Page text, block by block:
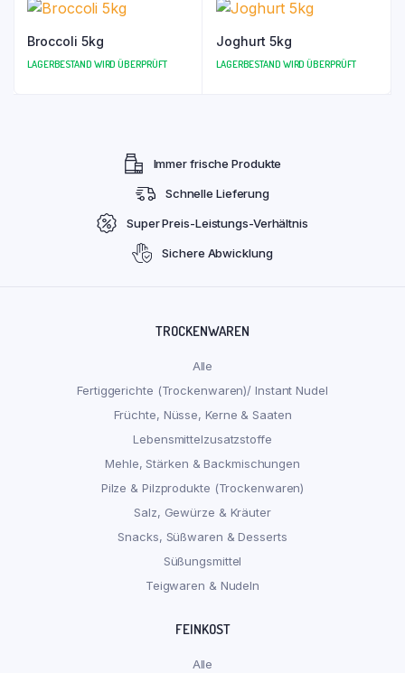
Broccoli 5kg
LAGERBESTAND WIRD ÜBERPRÜFT
Joghurt 5kg
LAGERBESTAND WIRD ÜBERPRÜFT
Immer frische Produkte
Schnelle Lieferung
Super Preis-Leistungs-Verhältnis
Sichere Abwicklung
TROCKENWAREN
Alle
Fertiggerichte (Trockenwaren)/ Instant Nudel
Früchte, Nüsse, Kerne & Saaten
Lebensmittelzusatzstoffe
Mehle, Stärken & Backmischungen
Pilze & Pilzprodukte (Trockenwaren)
Salz, Gewürze & Kräuter
Snacks, Süßwaren & Desserts
Süßungsmittel
Teigwaren & Nudeln
FEINKOST
Alle